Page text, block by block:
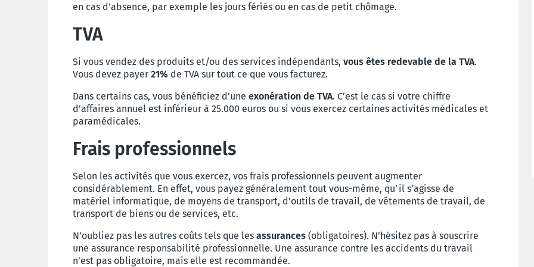
en cas d’absence, par exemple les jours fériés ou en cas de petit chômage.
TVA
Si vous vendez des produits et/ou des services indépendants, vous êtes redevable de la TVA.
Vous devez payer 21% de TVA sur tout ce que vous facturez.
Dans certains cas, vous bénéficiez d’une exonération de TVA. C’est le cas si votre chiffre
d’affaires annuel est inférieur à 25.000 euros ou si vous exercez certaines activités médicales et
paramédicales.
Frais professionnels
Selon les activités que vous exercez, vos frais professionnels peuvent augmenter
considérablement. En effet, vous payez généralement tout vous-même, qu’il s’agisse de
matériel informatique, de moyens de transport, d’outils de travail, de vêtements de travail, de
transport de biens ou de services, etc.
N’oubliez pas les autres coûts tels que les assurances (obligatoires). N’hésitez pas à souscrire
une assurance responsabilité professionnelle. Une assurance contre les accidents du travail
n’est pas obligatoire, mais elle est recommandée.